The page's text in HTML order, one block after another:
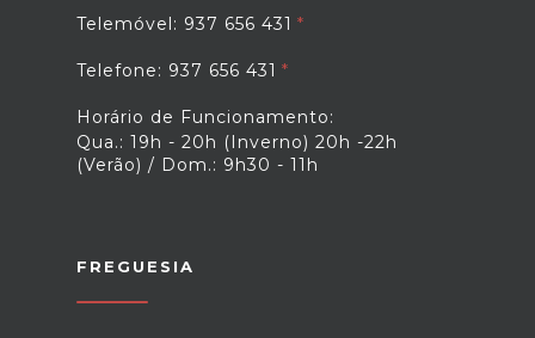
Telemóvel: 937 656 431
Telefone: 937 656 431
Horário de Funcionamento:
Qua.: 19h - 20h (Inverno) 20h -22h
(Verão) / Dom.: 9h30 - 11h
FREGUESIA